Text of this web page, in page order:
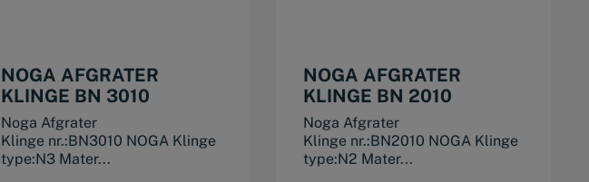
NOGA AFGRATER
KLINGE BN 3010
Noga Afgrater
Klinge nr.:BN3010 NOGA Klinge
type:N3 Mater...
NOGA AFGRATER
KLINGE BN 2010
Noga Afgrater
Klinge nr.:BN2010 NOGA Klinge
type:N2 Mater...